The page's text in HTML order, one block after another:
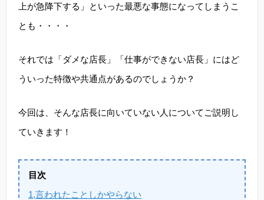
上が急降下する」といった最悪な事態になってしまうこ
とも・・・・
それでは「ダメな店長」「仕事ができない店長」にはど
ういった特徴や共通点があるのでしょうか？
今回は、そんな店長に向いていない人についてご説明し
ていきます！
目次
1,言われたことしかやらない